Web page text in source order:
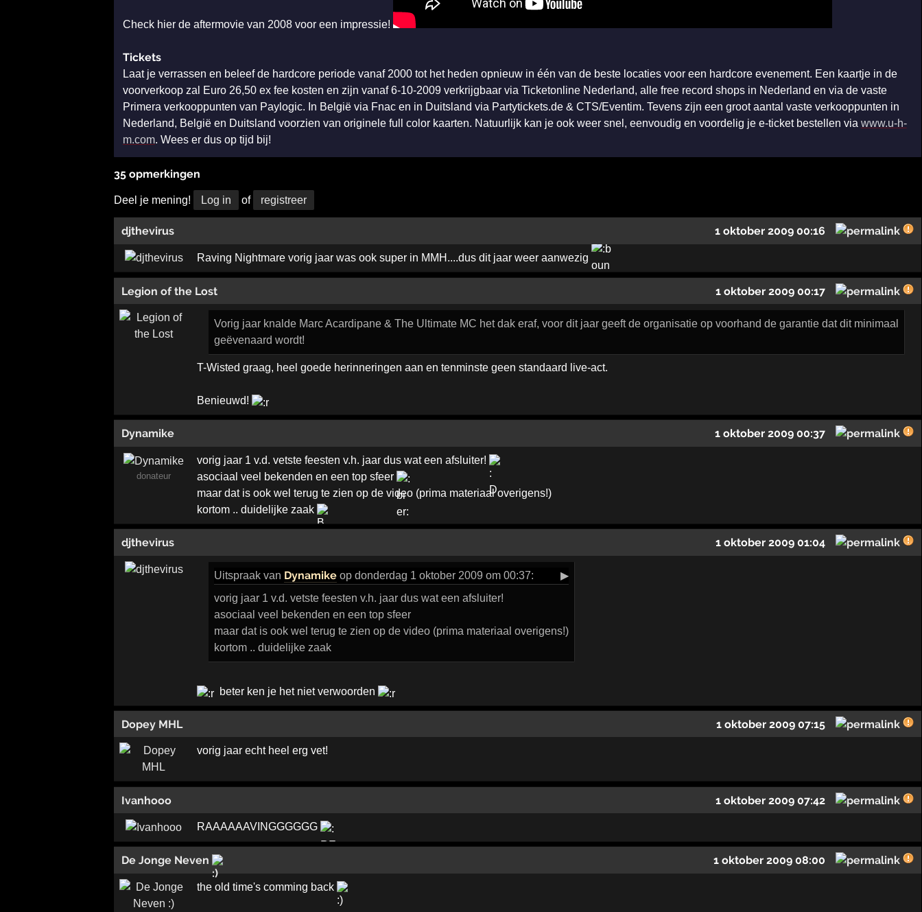
Check hier de aftermovie van 2008 voor een impressie!
Tickets
Laat je verrassen en beleef de hardcore periode vanaf 2000 tot het heden opnieuw in één van de beste locaties voor een hardcore evenement. Een kaartje in de
voorverkoop zal Euro 26,50 ex fee kosten en zijn vanaf 6-10-2009 verkrijgbaar via Ticketonline Nederland, alle free record shops in Nederland en via de vaste
Primera verkooppunten van Paylogic. In België via Fnac en in Duitsland via Partytickets.de & CTS/Eventim. Tevens zijn een groot aantal vaste verkooppunten in
Nederland, België en Duitsland voorzien van originele full color kaarten. Natuurlijk kan je ook weer snel, eenvoudig en voordelig je e-ticket bestellen via www.u-h-
m.com. Wees er dus op tijd bij!
35 opmerkingen
Deel je mening! Log in of registreer
djthevirus 1 oktober 2009 00:16
Raving Nightmare vorig jaar was ook super in MMH....dus dit jaar weer aanwezig
Legion of the Lost 1 oktober 2009 00:17
Vorig jaar knalde Marc Acardipane & The Ultimate MC het dak eraf, voor dit jaar geeft de organisatie op voorhand de garantie dat dit minimaal
geëvenaard wordt!
T-Wisted graag, heel goede herinneringen aan en tenminste geen standaard live-act.
Benieuwd!
Dynamike 1 oktober 2009 00:37
donateur
vorig jaar 1 v.d. vetste feesten v.h. jaar dus wat een afsluiter!
asociaal veel bekenden en een top sfeer
maar dat is ook wel terug te zien op de video (prima materiaal overigens!)
kortom .. duidelijke zaak
djthevirus 1 oktober 2009 01:04
Uitspraakvan Dynamikeop donderdag 1 oktober 2009 om 00:37:
▶
vorig jaar 1 v.d. vetste feesten v.h. jaar dus wat een afsluiter!
asociaal veel bekenden en een top sfeer
maar dat is ook wel terug te zien op de video (prima materiaal overigens!)
kortom .. duidelijke zaak
beter ken je het niet verwoorden
Dopey MHL 1 oktober 2009 07:15
vorig jaar echt heel erg vet!
Ivanhooo 1 oktober 2009 07:42
RAAAAAAVINGGGGGG
De Jonge Neven 1 oktober 2009 08:00
the old time's comming back